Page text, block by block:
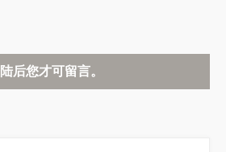
后您才可留言。